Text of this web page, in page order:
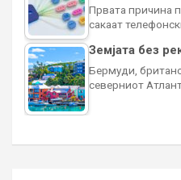
Првата причина
сакаат
Земјата без
Бермуди,
северниот